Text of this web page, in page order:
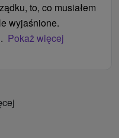
to, co musiałem
wyjaśnione.
Pokaż więcej